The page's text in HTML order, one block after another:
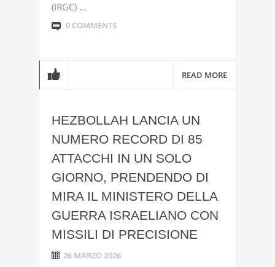
(IRGC) ...
0 COMMENTS
READ MORE
HEZBOLLAH LANCIA UN
NUMERO RECORD DI 85
ATTACCHI IN UN SOLO
GIORNO, PRENDENDO DI
MIRA IL MINISTERO DELLA
GUERRA ISRAELIANO CON
MISSILI DI PRECISIONE
26 MARZO 2026